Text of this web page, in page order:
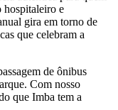
hospitaleiro e
gira em torno de
que celebram a
de ônibus
Com nosso
que Imba tem a